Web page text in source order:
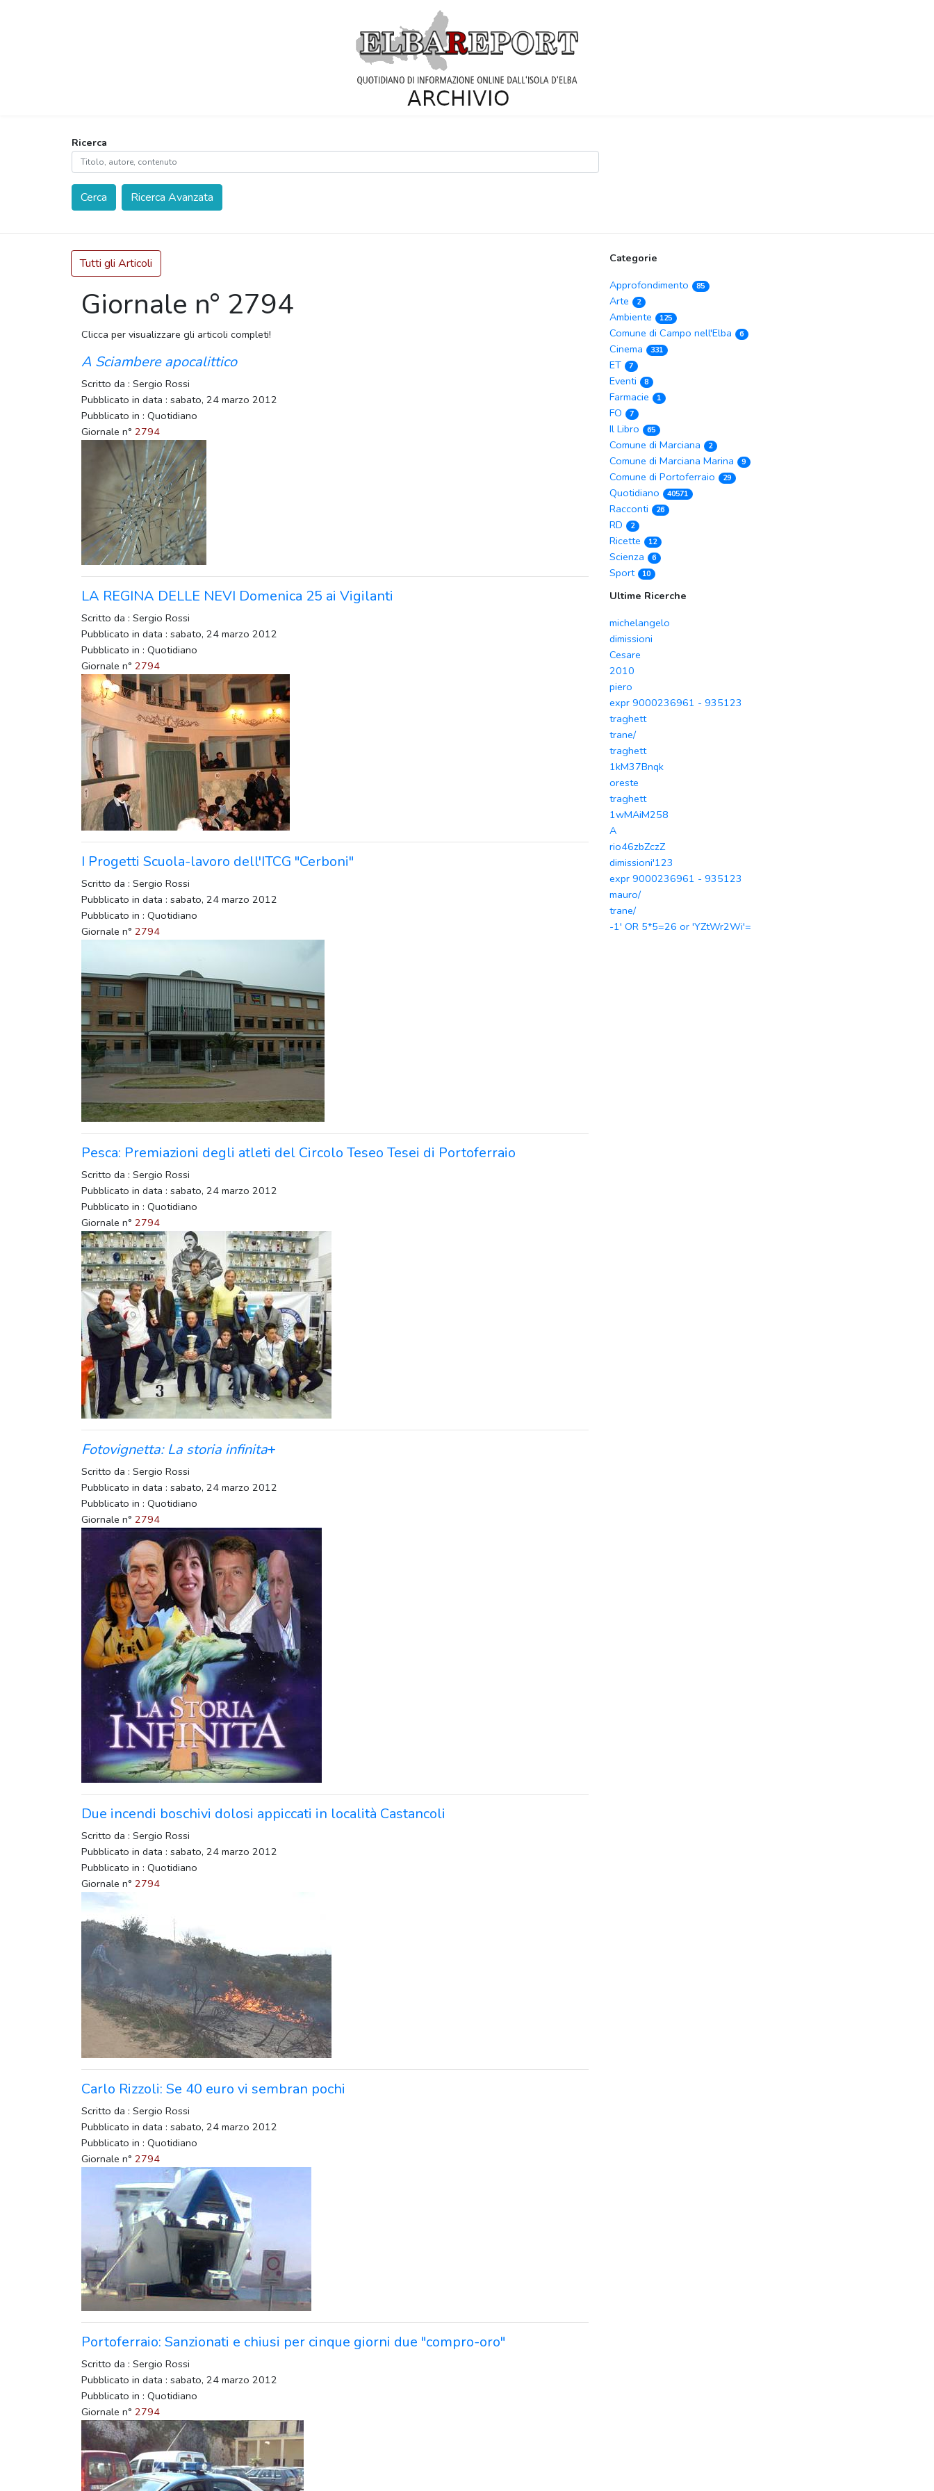
Ricerca
Cerca Ricerca Avanzata
Tutti gli Articoli
Giornale n° 2794
Clicca per visualizzare gli articoli completi!
A Sciambere apocalittico
Scritto da : Sergio Rossi
Pubblicato in data : sabato, 24 marzo 2012
Pubblicato in : Quotidiano
Giornale n° 2794
LA REGINA DELLE NEVI Domenica 25 ai Vigilanti
Scritto da : Sergio Rossi
Pubblicato in data : sabato, 24 marzo 2012
Pubblicato in : Quotidiano
Giornale n° 2794
I Progetti Scuola-lavoro dell'ITCG "Cerboni"
Scritto da : Sergio Rossi
Pubblicato in data : sabato, 24 marzo 2012
Pubblicato in : Quotidiano
Giornale n° 2794
Pesca: Premiazioni degli atleti del Circolo Teseo Tesei di Portoferraio
Scritto da : Sergio Rossi
Pubblicato in data : sabato, 24 marzo 2012
Pubblicato in : Quotidiano
Giornale n° 2794
Fotovignetta: La storia infinita+
Scritto da : Sergio Rossi
Pubblicato in data : sabato, 24 marzo 2012
Pubblicato in : Quotidiano
Giornale n° 2794
Due incendi boschivi dolosi appiccati in località Castancoli
Scritto da : Sergio Rossi
Pubblicato in data : sabato, 24 marzo 2012
Pubblicato in : Quotidiano
Giornale n° 2794
Carlo Rizzoli: Se 40 euro vi sembran pochi
Scritto da : Sergio Rossi
Pubblicato in data : sabato, 24 marzo 2012
Pubblicato in : Quotidiano
Giornale n° 2794
Portoferraio: Sanzionati e chiusi per cinque giorni due "compro-oro"
Scritto da : Sergio Rossi
Pubblicato in data : sabato, 24 marzo 2012
Pubblicato in : Quotidiano
Giornale n° 2794
Categorie
Approfondimento
85
Arte 2
Ambiente 125
Comune di Campo nell'Elba 6
Cinema 331
ET 7
Eventi 8
Farmacie 1
FO 7
Il Libro 65
Comune di Marciana 2
Comune di Marciana Marina 9
Comune di Portoferraio 29
Quotidiano 40571
Racconti 26
RD 2
Ricette 12
Scienza 6
Sport 10
Ultime Ricerche
michelangelo
dimissioni
Cesare
2010
piero
expr 9000236961 - 935123
traghett
trane/
traghett
1kM37Bnqk
oreste
traghett
1wMAiM258
A
rio46zbZczZ
dimissioni'123
expr 9000236961 - 935123
mauro/
trane/
-1' OR 5*5=26 or 'YZtWr2Wi'=